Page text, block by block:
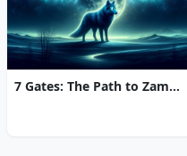
7 Gates: The Path to Zamolxes